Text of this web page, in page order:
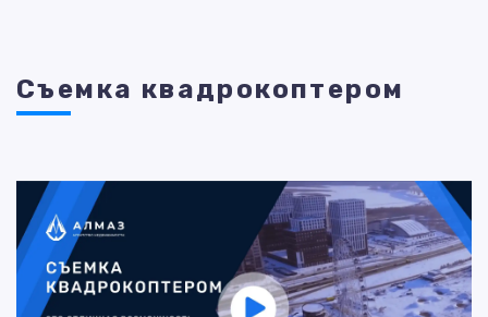
Съемка квадрокоптером